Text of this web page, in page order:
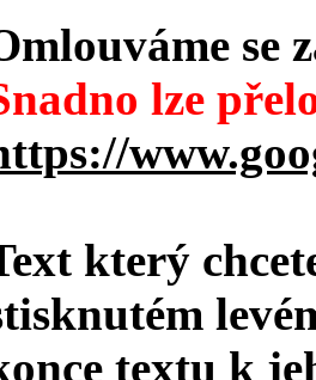
se
lze
který
textu k